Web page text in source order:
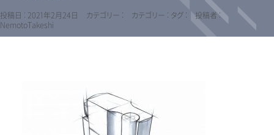
投稿日 : 2021年2月24日 カテゴリー : カテゴリー : タグ :
投稿者 :
NemotoTakeshi